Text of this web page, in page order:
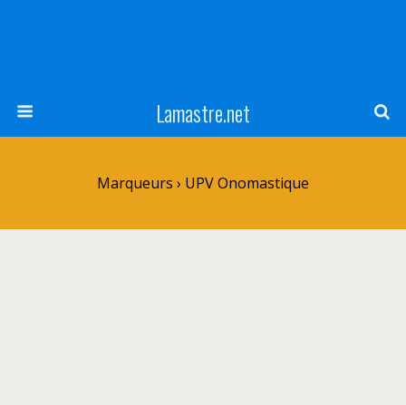
Lamastre.net
Marqueurs › UPV Onomastique